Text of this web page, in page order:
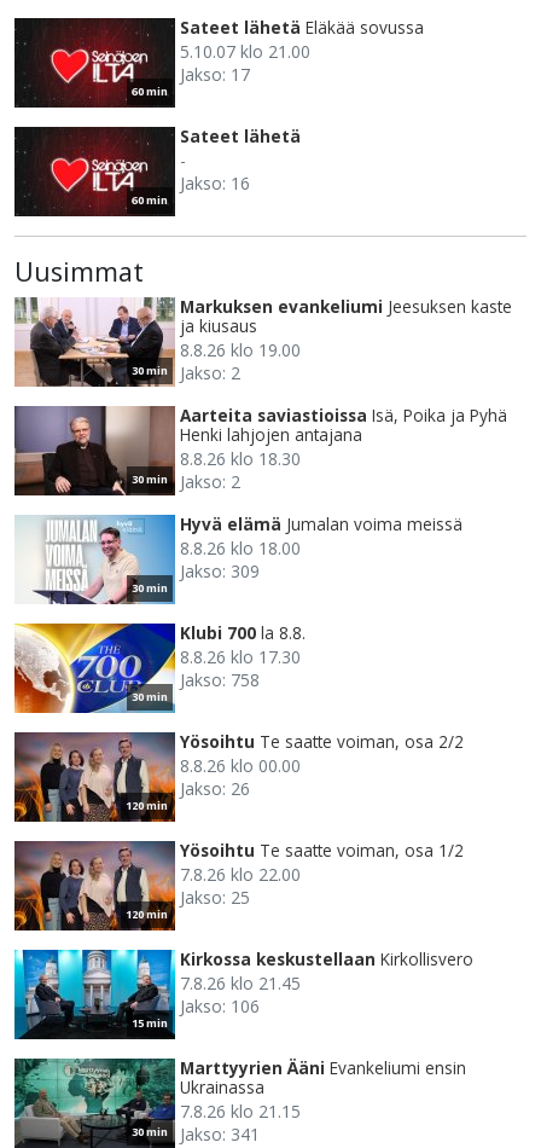
60 min
Sateet lähetä Eläkää sovussa
5.10.07 klo 21.00
Jakso: 17
60 min
Sateet lähetä
-
Jakso: 16
Uusimmat
30 min
Markuksen evankeliumi Jeesuksen kaste
ja kiusaus
8.8.26 klo 19.00
Jakso: 2
30 min
Aarteita saviastioissa Isä, Poika ja Pyhä
Henki lahjojen antajana
8.8.26 klo 18.30
Jakso: 2
30 min
Hyvä elämä Jumalan voima meissä
8.8.26 klo 18.00
Jakso: 309
30 min
Klubi 700 la 8.8.
8.8.26 klo 17.30
Jakso: 758
120 min
Yösoihtu Te saatte voiman, osa 2/2
8.8.26 klo 00.00
Jakso: 26
120 min
Yösoihtu Te saatte voiman, osa 1/2
7.8.26 klo 22.00
Jakso: 25
15 min
Kirkossa keskustellaan Kirkollisvero
7.8.26 klo 21.45
Jakso: 106
30 min
Marttyyrien Ääni Evankeliumi ensin
Ukrainassa
7.8.26 klo 21.15
Jakso: 341